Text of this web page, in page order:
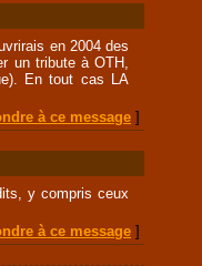
en 2004 des
un tribute à OTH,
En tout cas LA
à ce message ]
y compris ceux
à ce message ]